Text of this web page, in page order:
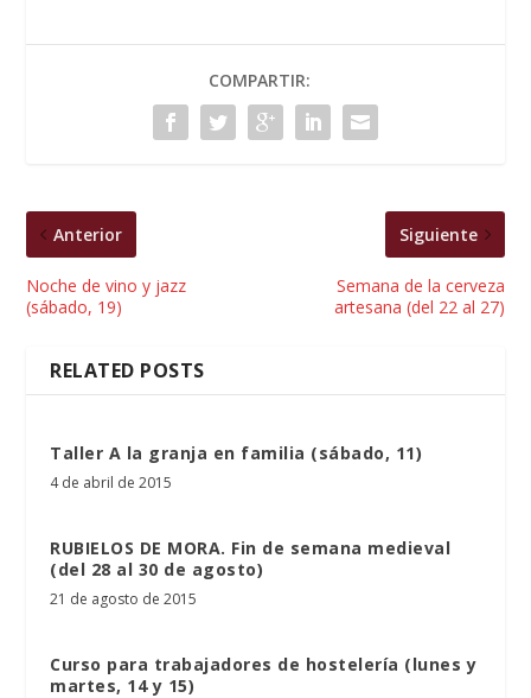
COMPARTIR:
Anterior
Noche de vino y jazz
(sábado, 19)
Siguiente
Semana de la cerveza
artesana (del 22 al 27)
RELATED POSTS
Taller A la granja en familia (sábado, 11)
4 de abril de 2015
RUBIELOS DE MORA. Fin de semana medieval
(del 28 al 30 de agosto)
21 de agosto de 2015
Curso para trabajadores de hostelería (lunes y
martes, 14 y 15)